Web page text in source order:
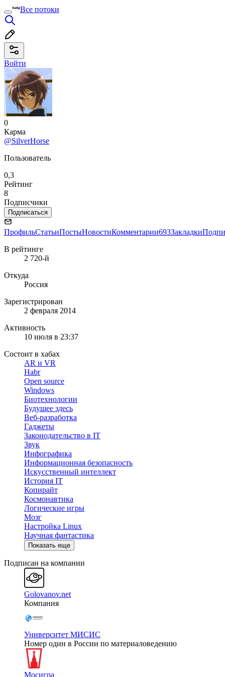
Все потоки
Войти
0
Карма
@SilverHorse
Пользователь
0,3
Рейтинг
8
Подписчики
Подписаться
ПрофильСтатьиПостыНовостиКомментарии693Закладки
В рейтинге
2 720-й
Откуда
Россия
Зарегистрирован
2 февраля 2014
Активность
10 июля в 23:37
Состоит в хабах
AR и VR
Habr
Open source
Windows
Биотехнологии
Будущее здесь
Веб-разработка
Гаджеты
Законодательство в IT
Звук
Инфографика
Информационная безопасность
Искусственный интеллект
История IT
Копирайт
Космонавтика
Логические игры
Мозг
Настройка Linux
Научная фантастика
Показать еще
Подписан на компании
Golovanov.net
Компания
Университет МИСИС
Номер один в России по материаловедению
Мосигра